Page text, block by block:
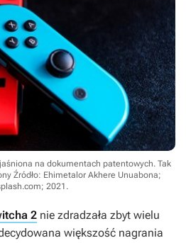
na dokumentach patentowych. Tak
Źródło: Ehimetalor Akhere Unuabona;
2021 .
2 nie zdradzała zbyt wielu
większość nagrania